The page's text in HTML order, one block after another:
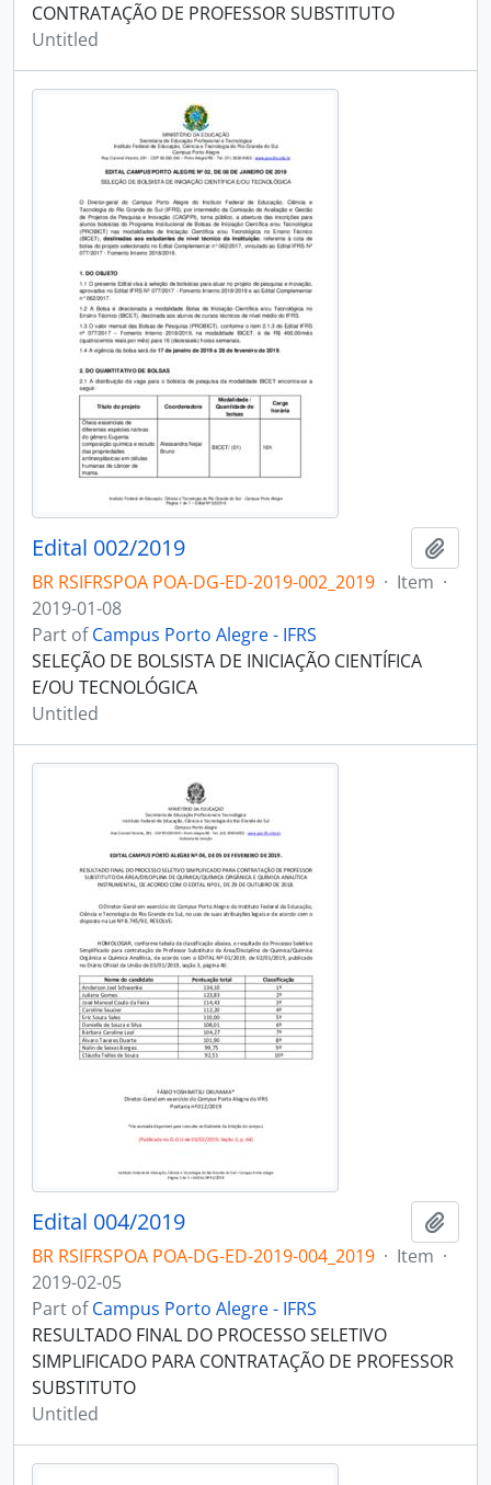
CONTRATAÇÃO DE PROFESSOR SUBSTITUTO
Untitled
Edital 002/2019
BR RSIFRSPOA POA-DG-ED-2019-002_2019 · Item ·
2019-01-08
Part ofCampus Porto Alegre - IFRS
SELEÇÃO DE BOLSISTA DE INICIAÇÃO CIENTÍFICA
E/OU TECNOLÓGICA
Untitled
Edital 004/2019
BR RSIFRSPOA POA-DG-ED-2019-004_2019 · Item ·
2019-02-05
Part ofCampus Porto Alegre - IFRS
RESULTADO FINAL DO PROCESSO SELETIVO
SIMPLIFICADO PARA CONTRATAÇÃO DE PROFESSOR
SUBSTITUTO
Untitled